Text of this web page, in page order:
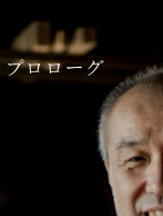
プロローグ